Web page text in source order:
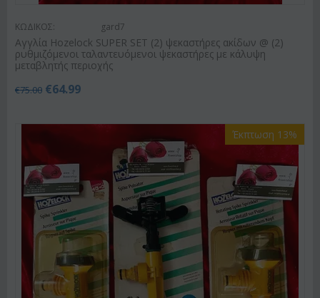
ΚΩΔΙΚΟΣ: gard7
Αγγλία Hozelock SUPER SET (2) ψεκαστήρες ακίδων @ (2)
ρυθμιζόμενοι ταλαντευόμενοι ψεκαστήρες με κάλυψη
μεταβλητής περιοχής
€75.00 €64.99
Έκπτωση 13%